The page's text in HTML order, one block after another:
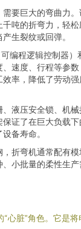
要巨大的弯曲力。
吨的折弯力，轻松
生裂纹或回弹。
编程逻辑控制器）
速度、行程等参数
率，降低了劳动强
液压安全锁、机械
证了在巨大负载下
备寿命。
折弯机通常配有模
小批量的柔性生产
心脏”角色。它是将